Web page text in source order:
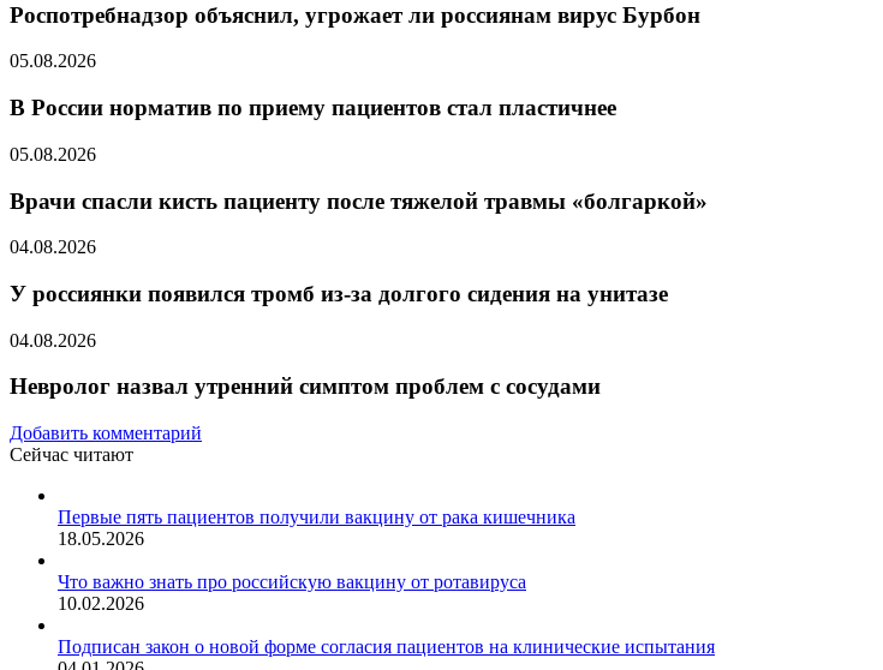
Роспотребнадзор объяснил, угрожает ли россиянам вирус Бурбон
05.08.2026
В России норматив по приему пациентов стал пластичнее
05.08.2026
Врачи спасли кисть пациенту после тяжелой травмы «болгаркой»
04.08.2026
У россиянки появился тромб из-за долгого сидения на унитазе
04.08.2026
Невролог назвал утренний симптом проблем с сосудами
Добавить комментарий
Сейчас читают
Первые пять пациентов получили вакцину от рака кишечника
18.05.2026
Что важно знать про российскую вакцину от ротавируса
10.02.2026
Подписан закон о новой форме согласия пациентов на клинические испытания